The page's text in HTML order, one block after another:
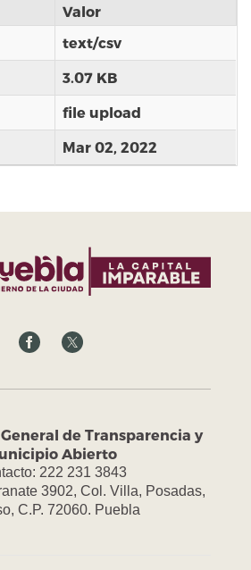
Valor
text/csv
3.07 KB
file upload
Mar 02, 2022
de Transparencia y
Abierto
222 231 3843
3902, Col. Villa, Posadas,
C.P. 72060. Puebla